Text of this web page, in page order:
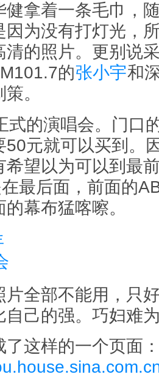
健拿着一条毛巾
因为没有打灯光，
清的照片。更别说
的张小宇和
。
式的演唱会。门口
50元就可以买到。
希望以为可以到最
最后面，前面的
幕布猛喀嚓。
片全部不能用，只
自己的强。巧妇难
了这样的一个页面